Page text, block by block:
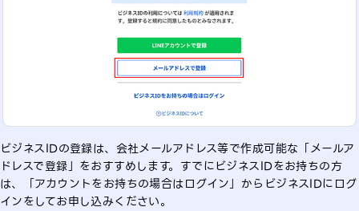
ビジネスIDの登録は、会社メールアドレス等で作成可能な「メールア
ドレスで登録」をおすすめします。すでにビジネスIDをお持ちの方
は、「アカウントをお持ちの場合はログイン」からビジネスIDにログ
インをしてお申し込みください。